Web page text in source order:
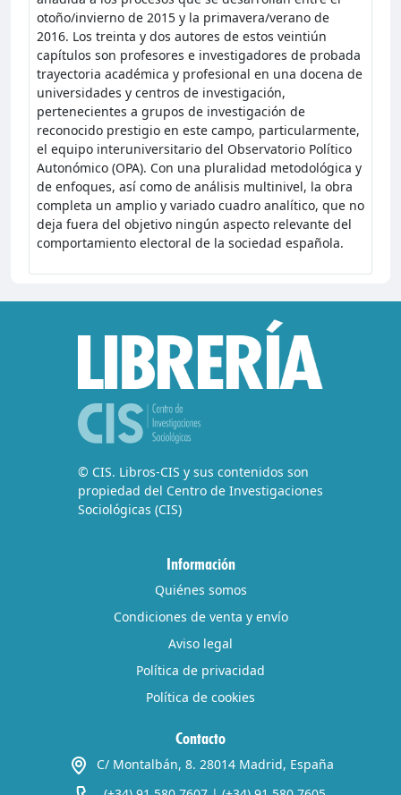
otoño/invierno de 2015 y la primavera/verano de
2016. Los treinta y dos autores de estos veintiún
capítulos son profesores e investigadores de probada
trayectoria académica y profesional en una docena de
universidades y centros de investigación,
pertenecientes a grupos de investigación de
reconocido prestigio en este campo, particularmente,
el equipo interuniversitario del Observatorio Político
Autonómico (OPA). Con una pluralidad metodológica y
de enfoques, así como de análisis multinivel, la obra
completa un amplio y variado cuadro analítico, que no
deja fuera del objetivo ningún aspecto relevante del
comportamiento electoral de la sociedad española.
© CIS. Libros-CIS y sus contenidos son
propiedad del Centro de Investigaciones
Sociológicas (CIS)
Información
Quiénes somos
Condiciones de venta y envío
Aviso legal
Política de privacidad
Política de cookies
Contacto
C/ Montalbán, 8. 28014 Madrid, España